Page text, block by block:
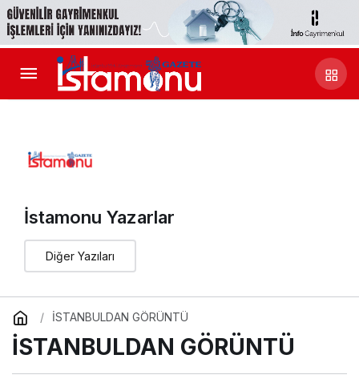
İstamonu Yazarlar
Diğer Yazıları
İSTANBULDAN GÖRÜNTÜ
İSTANBULDAN GÖRÜNTÜ